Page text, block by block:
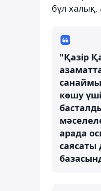
бұл халық,
"Қазір
көшу
арада
саясаты